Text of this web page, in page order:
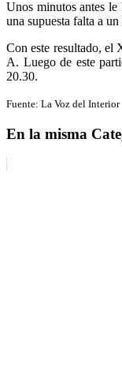
Unos minutos antes
una supuesta falta a
Con este resultado, el
A. Luego de este
20.30.
Fuente: La Voz del Interior
En la misma